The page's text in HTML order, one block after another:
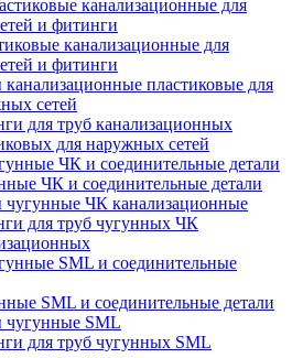
канализационные для
и фитинги
пластиковые для
сетей
для труб канализационных
для наружных сетей
ЧК и соединительные детали
чугунные ЧК канализационные
для труб чугунных ЧК
SML и соединительные детали
чугунные SML
для труб чугунных SML